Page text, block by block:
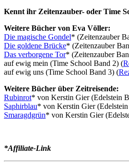
Kennt ihr Zeitenzauber- oder Time
Weitere Bücher von Eva Völler:
Die magische Gondel* (Zeitenzauber
Die goldene Brücke* (Zeitenzauber
Das verborgene Tor* (Zeitenzauber
auf ewig mein (Time School Band 2) (
auf ewig uns (Time School Band 3) (
Weitere Bücher über Zeitreisende:
Rubinrot* von Kerstin Gier (Edelstein
Saphirblau* von Kerstin Gier
Smaragdgrün* von Kerstin Gier
*Affiliate-Link